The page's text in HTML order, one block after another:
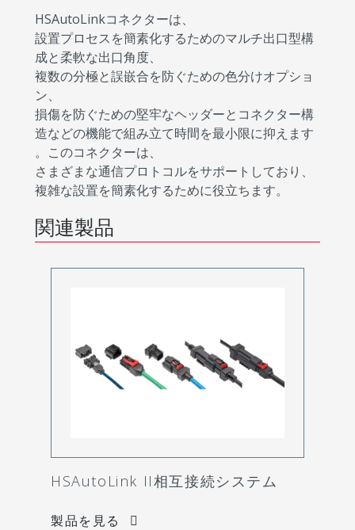
HSAutoLinkコネクターは、
設置プロセスを簡素化するためのマルチ出口型構
成と柔軟な出口角度、
複数の分極と誤嵌合を防ぐための色分けオプショ
ン、
損傷を防ぐための堅牢なヘッダーとコネクター構
造などの機能で組み立て時間を最小限に抑えます
。このコネクターは、
さまざまな通信プロトコルをサポートしており、
複雑な設置を簡素化するために役立ちます。
関連製品
HSAutoLink II相互接続システム
製品を見る